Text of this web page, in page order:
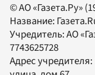
© АО «Газета.Ру»
Название:
Учредитель:АО
7743625728
Адрес